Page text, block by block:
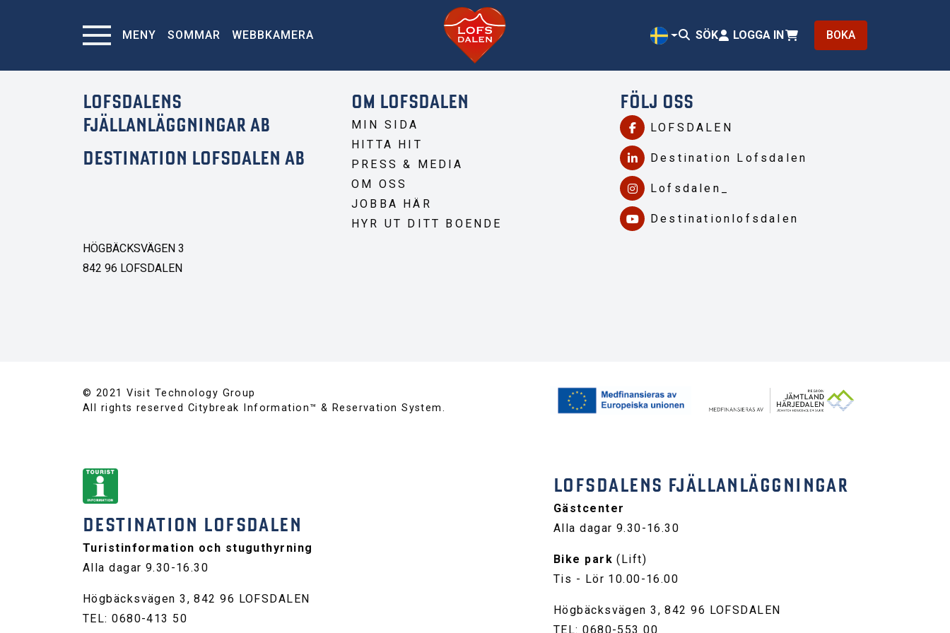
MENY SOMMAR
WEBBKAMERA
SÖK LOGGA IN BOKA
LOFSDALENS
FJÄLLANLÄGGNINGAR AB
DESTINATION LOFSDALEN AB
HÖGBÄCKSVÄGEN 3
842 96 LOFSDALEN
OM LOFSDALEN
MIN SIDA
HITTA HIT
PRESS & MEDIA
OM OSS
JOBBA HÄR
HYR UT DITT BOENDE
FÖLJ OSS
LOFSDALEN
Destination Lofsdalen
Lofsdalen_
Destinationlofsdalen
© 2021 Visit Technology Group
All rights reserved Citybreak Information™ & Reservation System.
DESTINATION LOFSDALEN
Turistinformation och stuguthyrning
Alla dagar 9.30-16.30
Högbäcksvägen 3, 842 96 LOFSDALEN
TEL: 0680-413 50
LOFSDALENS FJÄLLANLÄGGNINGAR
Gästcenter
Alla dagar 9.30-16.30
Bike park (Lift)
Tis - Lör 10.00-16.00
Högbäcksvägen 3, 842 96 LOFSDALEN
TEL: 0680-553 00